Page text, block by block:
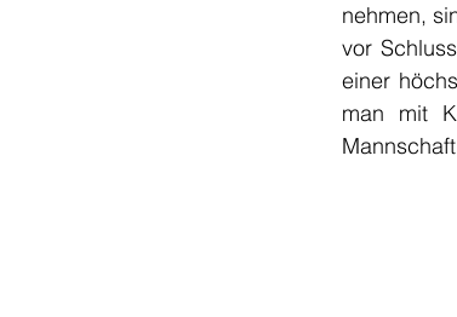
nehmen,
vor
einer
man mit